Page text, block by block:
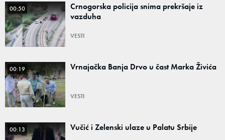
00:50
Crnogorska policija snima prekršaje iz
vazduha
VESTI
00:19 Vrnajačka Banja Drvo u čast Marka Živića
VESTI
00:13 Vučić i Zelenski ulaze u Palatu Srbije